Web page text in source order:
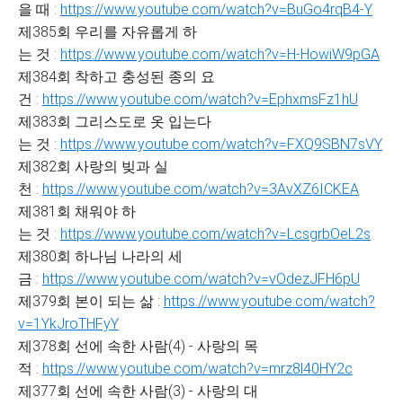
을 때 : https://www.youtube.com/watch?v=BuGo4rqB4-Y
제385회 우리를 자유롭게 하
는 것 : https://www.youtube.com/watch?v=H-HowiW9pGA
제384회 착하고 충성된 종의 요
건 : https://www.youtube.com/watch?v=EphxmsFz1hU
제383회 그리스도로 옷 입는다
는 것 : https://www.youtube.com/watch?v=FXQ9SBN7sVY
제382회 사랑의 빚과 실
천 : https://www.youtube.com/watch?v=3AvXZ6ICKEA
제381회 채워야 하
는 것 : https://www.youtube.com/watch?v=LcsgrbOeL2s
제380회 하나님 나라의 세
금 : https://www.youtube.com/watch?v=vOdezJFH6pU
제379회 본이 되는 삶 : https://www.youtube.com/watch?
v=1YkJroTHFyY
제378회 선에 속한 사람(4) - 사랑의 목
적 : https://www.youtube.com/watch?v=mrz8l40HY2c
제377회 선에 속한 사람(3) - 사랑의 대